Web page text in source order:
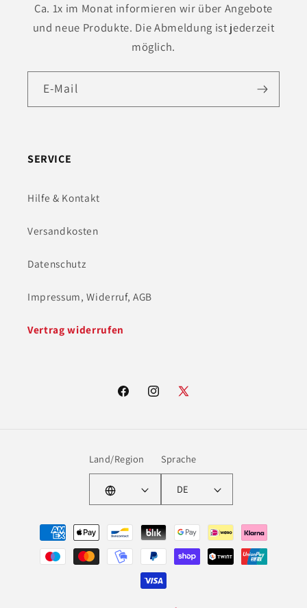
Ca. 1x im Monat informieren wir über Angebote
und neue Produkte. Die Abmeldung ist jederzeit
möglich.
E-Mail
SERVICE
Hilfe & Kontakt
Versandkosten
Datenschutz
Impressum, Widerruf, AGB
Vertrag widerrufen
FacebookInstagram
X
Land/Region Sprache
DE
Zahlungsmethoden